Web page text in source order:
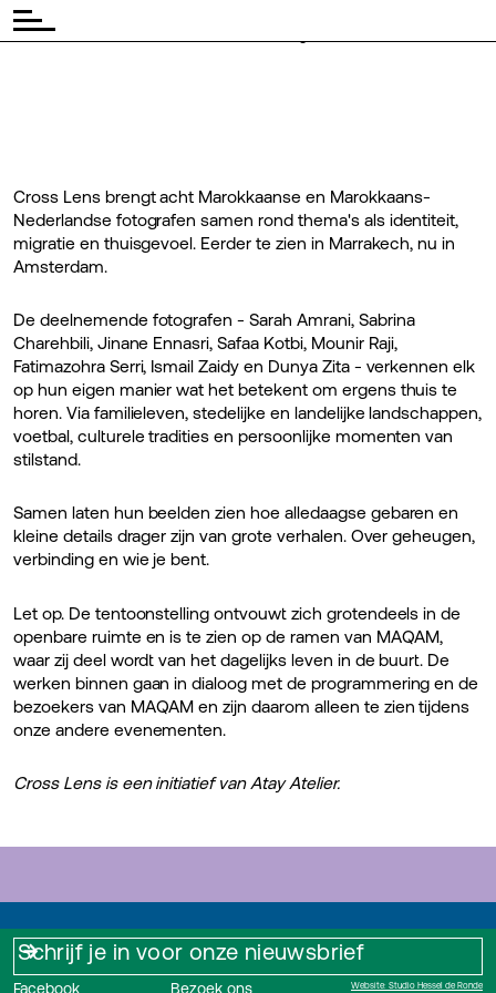
Cross Lens brengt acht Marokkaanse en Marokkaans-
Nederlandse fotografen samen rond thema's als identiteit,
migratie en thuisgevoel. Eerder te zien in Marrakech, nu in
Amsterdam.
De deelnemende fotografen - Sarah Amrani, Sabrina
Charehbili, Jinane Ennasri, Safaa Kotbi, Mounir Raji,
Fatimazohra Serri, Ismail Zaidy en Dunya Zita - verkennen elk
op hun eigen manier wat het betekent om ergens thuis te
horen. Via familieleven, stedelijke en landelijke landschappen,
voetbal, culturele tradities en persoonlijke momenten van
stilstand.
Samen laten hun beelden zien hoe alledaagse gebaren en
kleine details drager zijn van grote verhalen. Over geheugen,
verbinding en wie je bent.
Let op. De tentoonstelling ontvouwt zich grotendeels in de
openbare ruimte en is te zien op de ramen van MAQAM,
waar zij deel wordt van het dagelijks leven in de buurt. De
werken binnen gaan in dialoog met de programmering en de
bezoekers van MAQAM en zijn daarom alleen te zien tijdens
onze andere evenementen.
Cross Lens is een initiatief van Atay Atelier.
Bezoek ons
Facebook
Website: Studio Hessel de Ronde